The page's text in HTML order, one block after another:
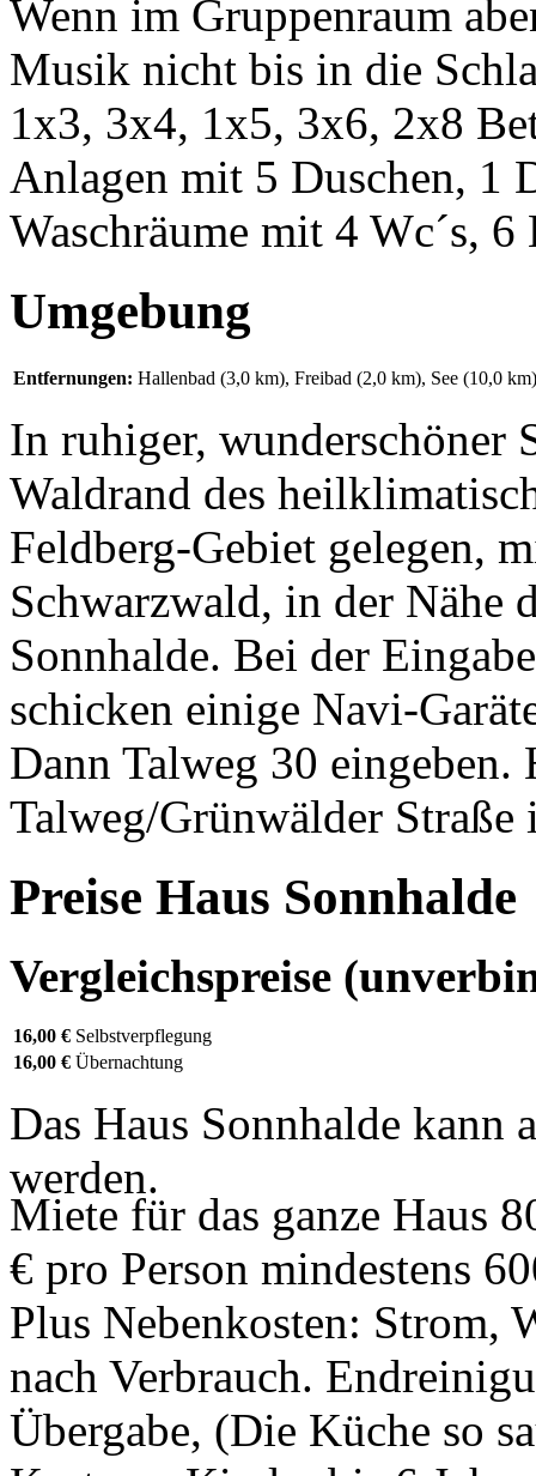
Wenn im Gruppenraum
Musik nicht bis in die
1x3, 3x4, 1x5, 3x6, 2x8
Anlagen mit 5 Duschen, 1
Waschräume mit 4 Wc´s, 6
Umgebung
Entfernungen: Hallenbad (3,0 km), Freibad (2,0 km), See (10,0 km)
In ruhiger, wunderschöner
Waldrand des
Feldberg-Gebiet gelegen,
Schwarzwald, in der Nähe
Sonnhalde. Bei der
schicken einige Navi-
Dann Talweg 30
Talweg/Grünwälder
Preise Haus Sonnhalde
Vergleichspreise
16,00 € Selbstverpflegung
16,00 € Übernachtung
Das Haus Sonnhalde kann
werden.
Miete für das ganze Haus
€ pro Person mindestens
Plus Nebenkosten: Strom,
nach Verbrauch.
Übergabe, (Die Küche so